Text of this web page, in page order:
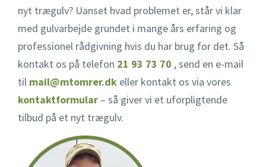
nyt trægulv? Uanset hvad problemet er, står vi klar
med gulvarbejde grundet i mange års erfaring og
professionel rådgivning hvis du har brug for det. Så
kontakt os på telefon 21 93 73 70 , send en e-mail
til mail@mtomrer.dk eller kontakt os via vores
kontaktformular – så giver vi et uforpligtende
tilbud på et nyt trægulv.